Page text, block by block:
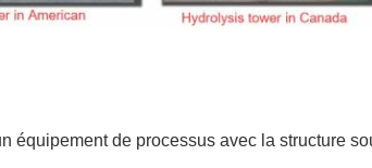
équipement de processus avec la structure